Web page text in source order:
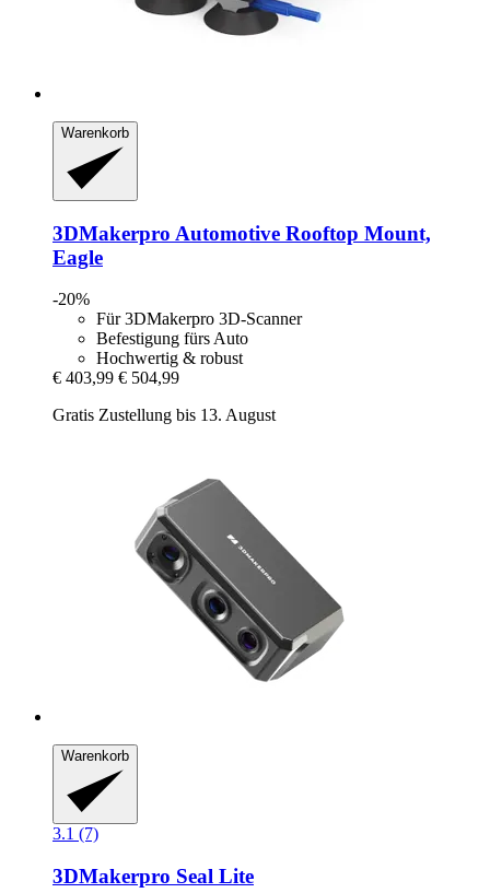
Warenkorb
3DMakerpro Automotive Rooftop Mount,
Eagle
-20%
Für 3DMakerpro 3D-Scanner
Befestigung fürs Auto
Hochwertig & robust
€ 403,99 € 504,99
Gratis Zustellung bis 13. August
Warenkorb
3.1 (7)
3DMakerpro Seal Lite